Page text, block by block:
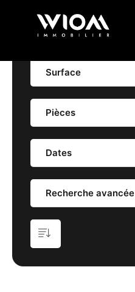
Prix
Surface
Pièces
Dates
Recherche avancée